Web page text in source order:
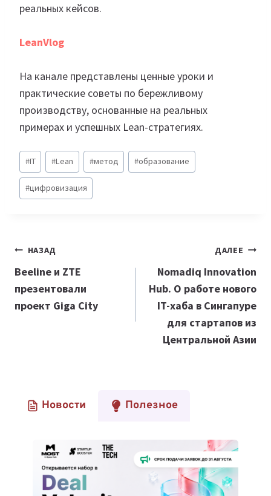
реальных кейсов.
LeanVlog
На канале представлены ценные уроки и
практические советы по бережливому
производству, основанные на реальных
примерах и успешных Lean-стратегиях.
Метки
записи:
#IT #Lean #метод #образование
#цифровизация
Навигация
по
записям
НАЗАД
Beeline и ZTE
презентовали
проект Giga City
ДАЛЕЕ
Nomadiq Innovation
Hub. О работе нового
IT-хаба в Сингапуре
для стартапов из
Центральной Азии
Новости Полезное